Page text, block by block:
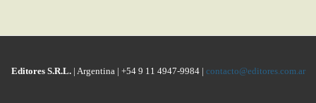
Editores S.R.L.| Argentina | +54 9 11 4947-9984 | contacto@editores.com.ar